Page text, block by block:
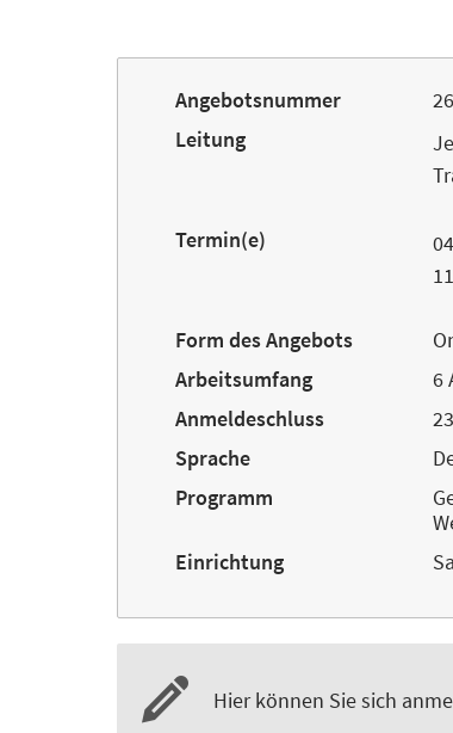
Angebotsnummer
Leitung
Termin(e)
Form des Angebots
Arbeitsumfang
6
Anmeldeschluss
Sprache
Programm
Einrichtung
Hier können Sie sich